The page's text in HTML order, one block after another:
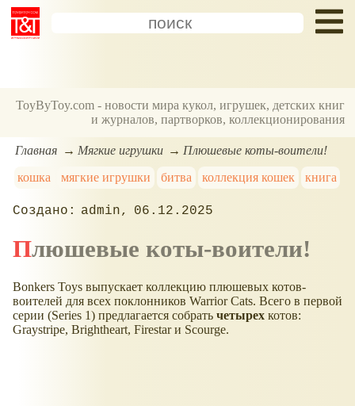
ToyByToy.com - новости мира кукол, игрушек, детских книг
и журналов, партворков, коллекционирования
Главная Мягкие игрушки
Плюшевые коты-воители!
кошка
мягкие игрушки битва коллекция кошек книга
admin 06.12.2025
Плюшевые коты-воители!
Bonkers Toys выпускает коллекцию плюшевых котов-
воителей для всех поклонников Warrior Cats. Всего в первой
серии (Series 1) предлагается собрать четырех котов:
Graystripe, Brightheart, Firestar и Scourge.